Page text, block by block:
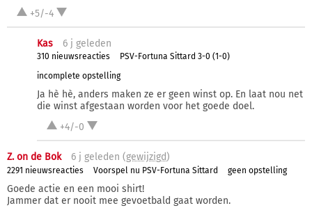
+5/-4
Kas 6 j geleden
310 nieuwsreacties
PSV-Fortuna Sittard 3-0 (1-0)
incomplete opstelling
Ja hè hè, anders maken ze er geen winst op. En laat nou net
die winst afgestaan worden voor het goede doel.
+4/-0
Z. on de Bok 6 j geleden (gewijzigd)
2291 nieuwsreacties Voorspel nu PSV-Fortuna Sittard geen opstelling
Goede actie en een mooi shirt!
Jammer dat er nooit mee gevoetbald gaat worden.